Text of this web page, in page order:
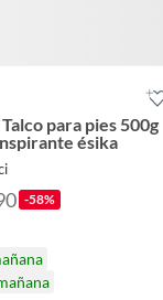
para pies 500g
ésika
-58%